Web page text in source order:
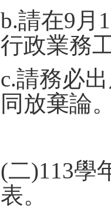
b.請在9月
行政業務
c.請務必
同放棄論
(二)113學
表。